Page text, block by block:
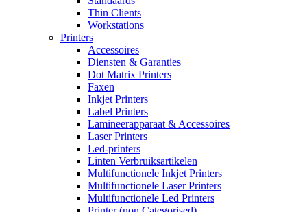
Thin Clients
Workstations
Printers
Accessoires
Diensten & Garanties
Dot Matrix Printers
Faxen
Inkjet Printers
Label Printers
Lamineerapparaat & Accessoires
Laser Printers
Led-printers
Linten Verbruiksartikelen
Multifunctionele Inkjet Printers
Multifunctionele Laser Printers
Multifunctionele Led Printers